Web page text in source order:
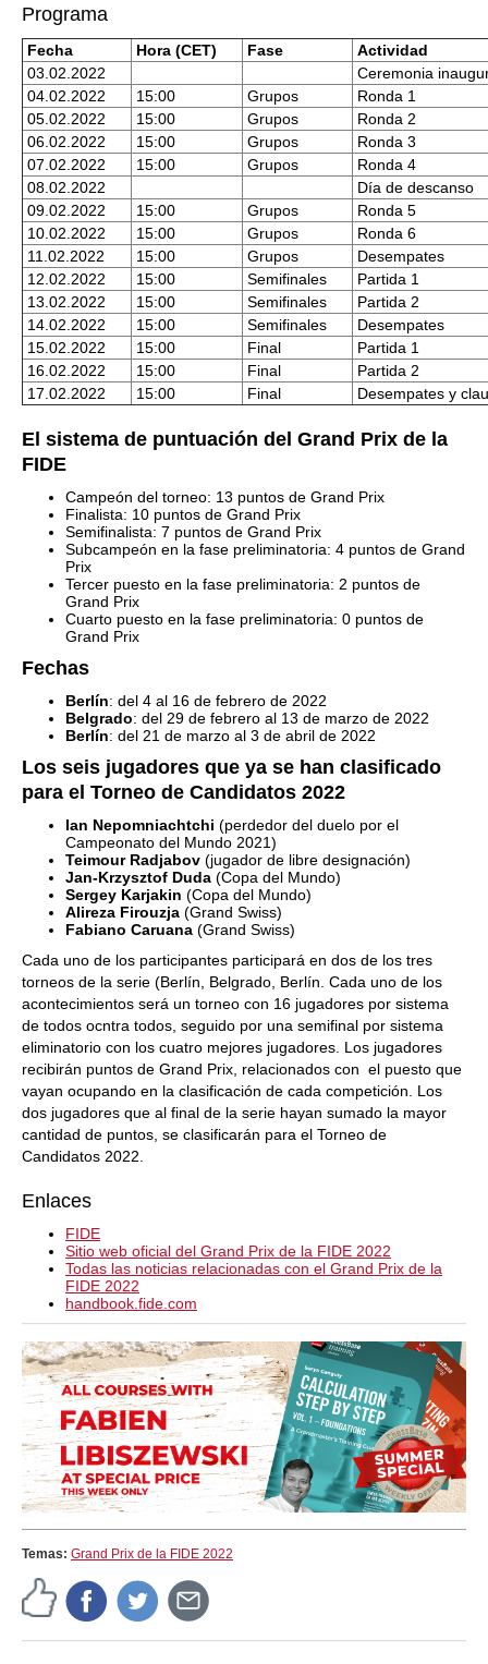
Programa
Fecha Hora (CET) Fase
Actividad
03.02.2022
Ceremonia
04.02.2022
15:00 Grupos
Ronda 1
05.02.2022
15:00 Grupos
Ronda 2
06.02.2022
15:00 Grupos
Ronda 3
07.02.2022
15:00 Grupos
Ronda 4
08.02.2022
Día de descanso
09.02.2022
15:00 Grupos
Ronda 5
10.02.2022
15:00 Grupos
Ronda 6
11.02.2022
15:00 Grupos
Desempates
12.02.2022
15:00 Semifinales
Partida 1
13.02.2022
15:00 Semifinales
Partida 2
14.02.2022
15:00 Semifinales
Desempates
15.02.2022
15:00 Final
Partida 1
16.02.2022
15:00 Final
Partida 2
17.02.2022
15:00 Final Desempates y
El sistema de puntuación del Grand Prix de la
FIDE
Campeón del torneo: 13 puntos de Grand Prix
Finalista: 10 puntos de Grand Prix
Semifinalista: 7 puntos de Grand Prix
Subcampeón en la fase preliminatoria: 4 puntos de Grand
Prix
Tercer puesto en la fase preliminatoria: 2 puntos de
Grand Prix
Cuarto puesto en la fase preliminatoria: 0 puntos de
Grand Prix
Fechas
Berlín: del 4 al 16 de febrero de 2022
Belgrado: del 29 de febrero al 13 de marzo de 2022
Berlín: del 21 de marzo al 3 de abril de 2022
Los seis jugadores que ya se han clasificado
para el Torneo de Candidatos 2022
Ian Nepomniachtchi (perdedor del duelo por el
Campeonato del Mundo 2021)
Teimour Radjabov (jugador de libre designación)
Jan-Krzysztof Duda (Copa del Mundo)
Sergey Karjakin (Copa del Mundo)
Alireza Firouzja (Grand Swiss)
Fabiano Caruana (Grand Swiss)
Cada uno de los participantes participará en dos de los tres
torneos de la serie (Berlín, Belgrado, Berlín. Cada uno de los
acontecimientos será un torneo con 16 jugadores por sistema
de todos ocntra todos, seguido por una semifinal por sistema
eliminatorio con los cuatro mejores jugadores. Los jugadores
recibirán puntos de Grand Prix, relacionados con el puesto que
vayan ocupando en la clasificación de cada competición. Los
dos jugadores que al final de la serie hayan sumado la mayor
cantidad de puntos, se clasificarán para el Torneo de
Candidatos 2022.
Enlaces
FIDE
Sitio web oficial del Grand Prix de la FIDE 2022
Todas las noticias relacionadas con el Grand Prix de la
FIDE 2022
handbook.fide.com
Temas: Grand Prix de la FIDE 2022